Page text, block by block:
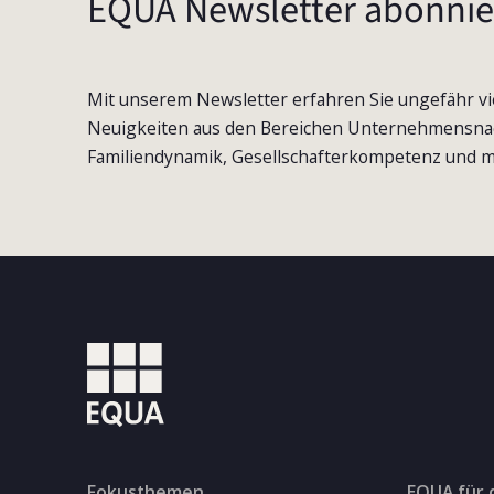
Mit unserem Newsletter erfahren Sie ungefähr
Neuigkeiten aus den Bereichen
Familiendynamik, Gesellschafterkompetenz und